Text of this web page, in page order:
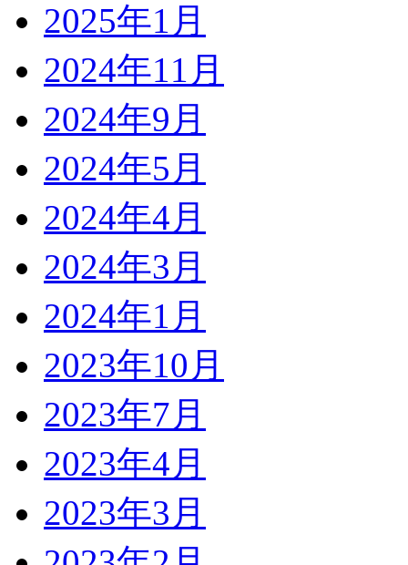
2025年1月
2024年11月
2024年9月
2024年5月
2024年4月
2024年3月
2024年1月
2023年10月
2023年7月
2023年4月
2023年3月